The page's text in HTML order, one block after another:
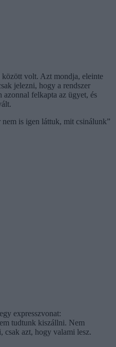
volt. Azt mondja, eleinte
jelezni, hogy a rendszer
azonnal felkapta az ügyet, és
is igen láttuk, mit csinálunk”
expresszvonat:
tudtunk kiszállni. Nem
csak azt, hogy valami lesz.